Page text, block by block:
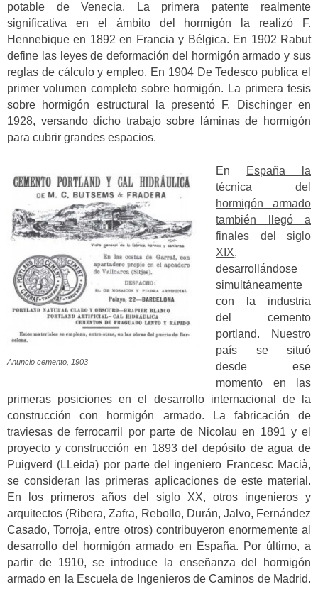
potable de Venecia. La primera patente realmente
significativa en el ámbito del hormigón la realizó F.
Hennebique en 1892 en Francia y Bélgica. En 1902 Rabut
define las leyes de deformación del hormigón armado y sus
reglas de cálculo y empleo. En 1904 De Tedesco publica el
primer volumen completo sobre hormigón. La primera tesis
sobre hormigón estructural la presentó F. Dischinger en
1928, versando dicho trabajo sobre láminas de hormigón
para cubrir grandes espacios.
Anuncio cemento, 1903
En
España la
técnica del
hormigón armado
también llegó a
finales del siglo
XIX,
desarrollándose
simultáneamente
con la industria
del cemento
portland. Nuestro
país se situó
desde ese
momento en las
primeras posiciones en el desarrollo internacional de la
construcción con hormigón armado. La fabricación de
traviesas de ferrocarril por parte de Nicolau en 1891 y el
proyecto y construcción en 1893 del depósito de agua de
Puigverd (LLeida) por parte del ingeniero Francesc Macià,
se consideran las primeras aplicaciones de este material.
En los primeros años del siglo XX, otros ingenieros y
arquitectos (Ribera, Zafra, Rebollo, Durán, Jalvo, Fernández
Casado, Torroja, entre otros) contribuyeron enormemente al
desarrollo del hormigón armado en España. Por último, a
partir de 1910, se introduce la enseñanza del hormigón
armado en la Escuela de Ingenieros de Caminos de Madrid.